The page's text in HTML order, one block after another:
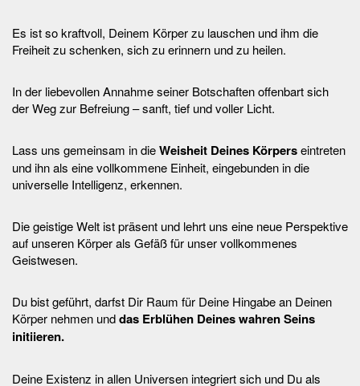
Es ist so kraftvoll, Deinem Körper zu lauschen und ihm die
Freiheit zu schenken, sich zu erinnern und zu heilen.
In der liebevollen Annahme seiner Botschaften offenbart sich
der Weg zur Befreiung – sanft, tief und voller Licht.
Lass uns gemeinsam in dieWeisheit Deines Körperseintreten
und ihn als eine vollkommene Einheit, eingebunden in die
universelle Intelligenz, erkennen.
Die geistige Welt ist präsent und lehrt uns eine neue Perspektive
auf unseren Körper als Gefäß für unser vollkommenes
Geistwesen.
Du bist geführt, darfst Dir Raum für Deine Hingabe an Deinen
Körper nehmen unddas Erblühen Deines wahren Seins
initiieren.
Deine Existenz in allen Universen integriert sich und Du als